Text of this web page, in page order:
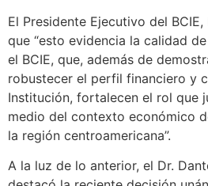
El Presidente Ejecutivo del
que “esto evidencia la calidad
el BCIE, que, además de
robustecer el perfil financiero y
Institución, fortalecen el rol que
medio del contexto económico
la región centroamericana”.
A la luz de lo anterior, el Dr.